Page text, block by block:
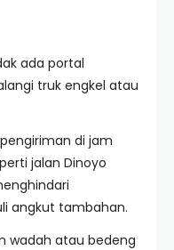
ada portal
truk engkel atau
di jam
jalan Dinoyo
angkut tambahan.
wadah atau bedeng